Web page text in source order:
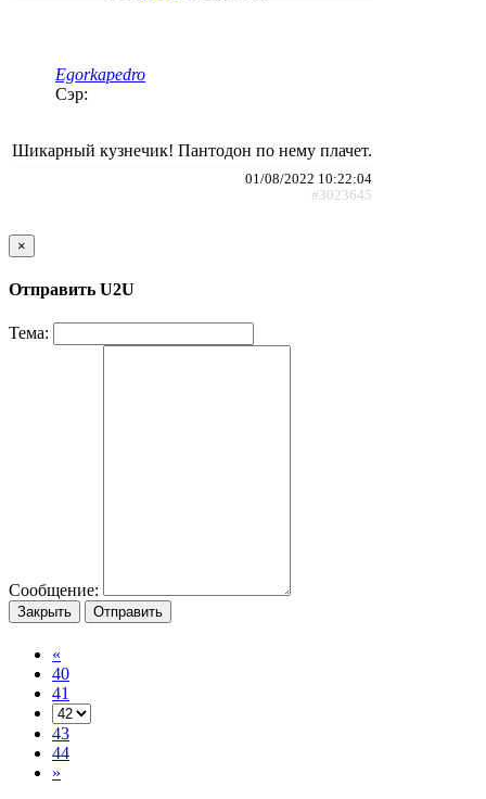
Egorkapedro
Сэр:
Шикарный кузнечик! Пантодон по нему плачет.
01/08/2022 10:22:04
#3023645
×
Отправить U2U
Тема:
Сообщение:
Закрыть Отправить
«
40
41
43
44
»